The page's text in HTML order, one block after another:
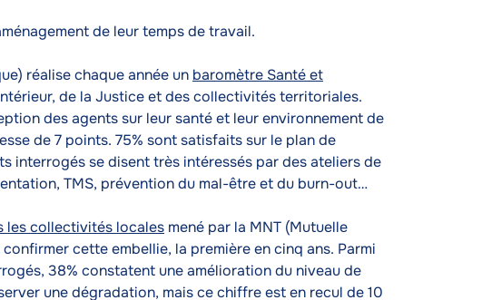
de leur temps de travail.
réalise chaque année un baromètre Santé et
de la Justice et des collectivités territoriales.
des agents sur leur santé et leur environnement de
de 7 points. 75% sont satisfaits sur le plan de
interrogés se disent très intéressés par des ateliers de
TMS, prévention du mal-être et du burn-out…
les collectivités locales mené par la MNT (Mutuelle
cette embellie, la première en cinq ans. Parmi
38% constatent une amélioration du niveau de
une dégradation, mais ce chiffre est en recul de 10